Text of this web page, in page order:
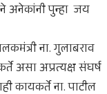
अनेकांनी पुन्हा जय
ना. गुलाबराव
असा अप्रत्यक्ष संघर्ष
कायकर्ते ना. पाटील